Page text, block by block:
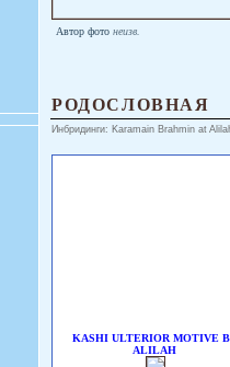
Автор фото неизв.
РОДОСЛОВНАЯ
Инбридинги: Karamain Brahmin at
KASHI ULTERIOR MOTIVE
ALILAH